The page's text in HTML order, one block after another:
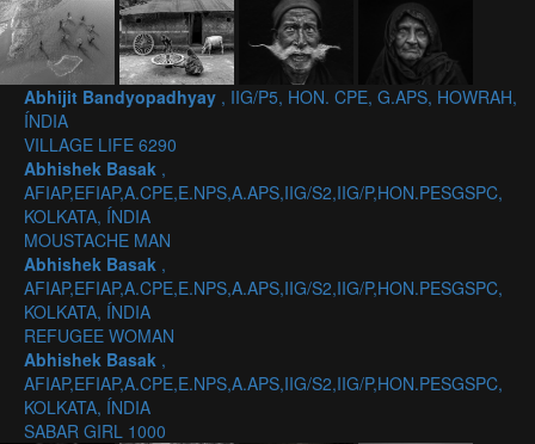
Abhijit Bandyopadhyay , IIG/P5, HON. CPE, G.APS, HOWRAH,
ÍNDIA
VILLAGE LIFE 6290
Abhishek Basak ,
AFIAP,EFIAP,A.CPE,E.NPS,A.APS,IIG/S2,IIG/P,HON.PESGSPC,
KOLKATA, ÍNDIA
MOUSTACHE MAN
Abhishek Basak ,
AFIAP,EFIAP,A.CPE,E.NPS,A.APS,IIG/S2,IIG/P,HON.PESGSPC,
KOLKATA, ÍNDIA
REFUGEE WOMAN
Abhishek Basak ,
AFIAP,EFIAP,A.CPE,E.NPS,A.APS,IIG/S2,IIG/P,HON.PESGSPC,
KOLKATA, ÍNDIA
SABAR GIRL 1000